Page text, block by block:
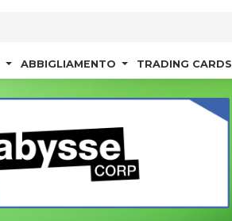
ABBIGLIAMENTO TRADING CARDS